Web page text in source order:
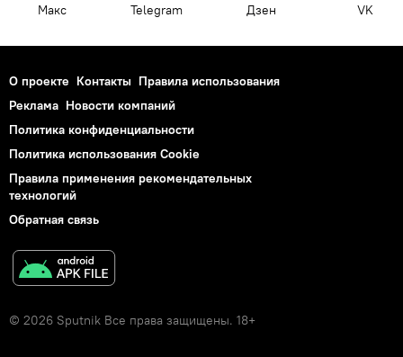
Макс Telegram Дзен VK
О проекте Контакты Правила использования
Реклама Новости компаний
Политика конфиденциальности
Политика использования Cookie
Правила применения рекомендательных
технологий
Обратная связь
© 2026 Sputnik Все права защищены. 18+